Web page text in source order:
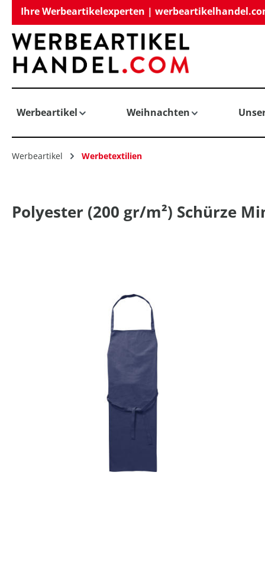
Zur Hauptnavigation springen
Ihre Werbeartikelexperten |
Werbeartikel Weihnachten
Werbeartikel Werbetextilien
Polyester (200 gr/m²) Schürze